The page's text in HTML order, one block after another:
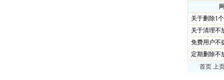
关于删除1
关于清理不
免费用户不
定期删除不
首页 上